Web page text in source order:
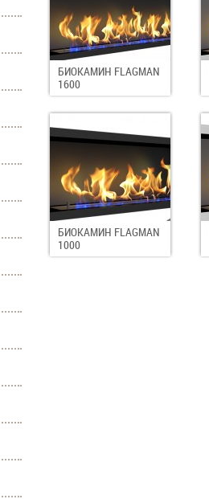
БИОКАМИН FLAGMAN
1600
БИОКАМИН FLAGMAN
1000